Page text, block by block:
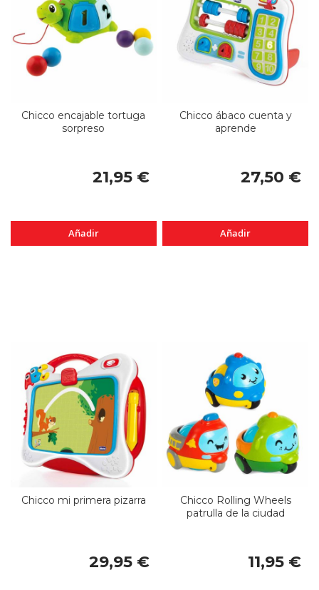
Chicco encajable tortuga
sorpreso
21,95 €
Añadir
Chicco ábaco cuenta y
aprende
27,50 €
Añadir
Chicco mi primera pizarra
29,95 €
Chicco Rolling Wheels
patrulla de la ciudad
11,95 €